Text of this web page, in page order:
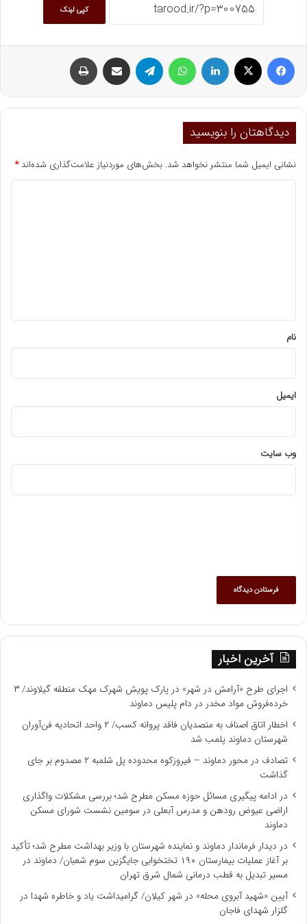
کپی لینک
ایکس
دیدگاهتان را بنویسید
نشانی ایمیل شما منتشر نخواهد شد. بخش‌های موردنیاز علامت‌گذاری شده‌اند*
نام
ایمیل
وب‌ سایت
آخرین اخبار
اجرای طرح «آرامش در شهر» در پارک پویش شهرک مهک منطقه گیلاوند/ ۳
خرده‌فروش مواد مخدر در دام پلیس دماوند
اخطار اتاق اصناف به متصدیان فاقد پروانه کسب/ ۲ واحد اتحادیه فن‌آوران
شهرستان دماوند پلمب شد
تصادف در محور دماوند – فیروزکوه محدوده پل شلمبه ۲ مصدوم بر جای
گذاشت
در ادامه پیگیری مسائل حوزه مسکن مطرح شد؛ بررسی مشکلات واگذاری
اراضی عیوض رودهن و مدرس آبعلی در سومین نشست شورای مسکن
دماوند
در دیدار فرماندار دماوند و نماینده شهرستان با وزیر بهداشت مطرح شد؛ تأکید
بر آغاز عملیات بیمارستان ۱۹۰ تختخوابی جایگزین سوم شعبان/ دماوند در
مسیر تبدیل به قطب درمانی شمال شرق تهران
آیین «شهید آبروی محله» در شهر کیلان/ گرامیداشت یاد و خاطره شهدا در
گلزار شهدای فاجان